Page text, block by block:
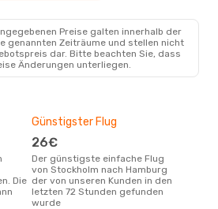
Preise galten innerhalb der
genannten Zeiträume und stellen nicht
dar. Bitte beachten Sie, dass
Änderungen unterliegen.
Die
Günstigster Flug
26€
Der günstigste einfache Flug
von Stockholm nach Hamburg
der von unseren Kunden in den
letzten 72 Stunden gefunden
wurde